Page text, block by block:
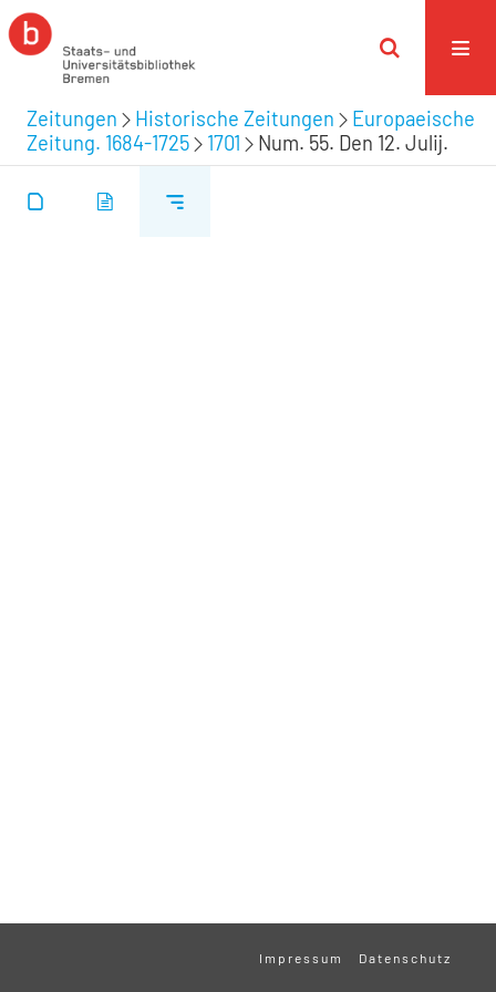
Zeitungen Historische Zeitungen
Europaeische
Zeitung. 1684-1725
1701 Num. 55. Den 12. Julij.
Impressum Datenschutz